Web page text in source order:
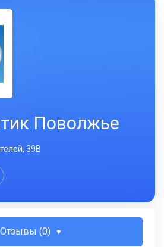
Поволжье
39В
Отзывы (0)